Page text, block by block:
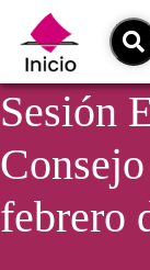
Sesión
febrero